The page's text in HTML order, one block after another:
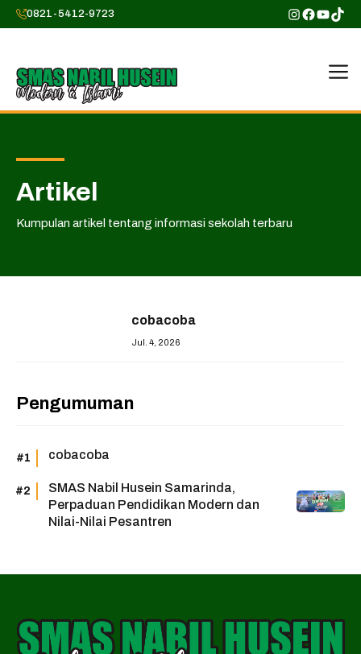
Skip
to
0821-5412-9723 Instagram
Artikel
Kumpulan artikel tentang informasi sekolah terbaru
cobacoba
Jul. 4, 2026
Pengumuman
cobacoba
SMAS Nabil Husein Samarinda,
Perpaduan Pendidikan Modern dan
Nilai-Nilai Pesantren